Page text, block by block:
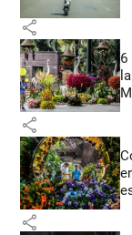
share
6
share
share